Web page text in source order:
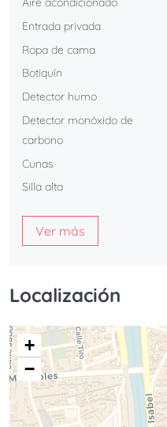
Entrada privada
Ropa de cama
Botiquín
Detector humo
Detector monóxido de
carbono
Cunas
Silla alta
Ver más
Localización
+
−